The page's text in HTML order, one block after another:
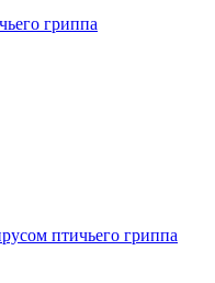
гриппа
птичьего гриппа